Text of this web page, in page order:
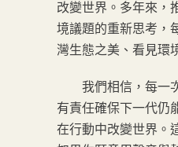
改變世界。多年來，
境議題的重新思考，
灣生態之美、看見環
我們相信，每一次
有責任確保下一代仍
在行動中改變世界。